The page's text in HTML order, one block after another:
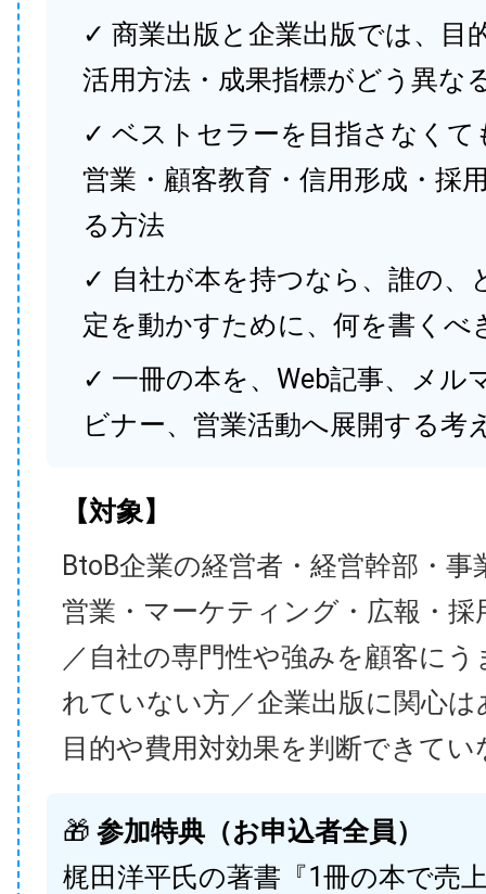
✓ 商業出版と企業出版では、目
活用方法・成果指標がどう異な
✓ ベストセラーを目指さなくて
営業・顧客教育・信用形成・採
る方法
✓ 自社が本を持つなら、誰の、
定を動かすために、何を書くべ
✓ 一冊の本を、Web記事、メル
ビナー、営業活動へ展開する考
【対象】
BtoB企業の経営者・経営幹部・事
営業・マーケティング・広報・採
／自社の専門性や強みを顧客に
れていない方／企業出版に関心
目的や費用対効果を判断できてい
🎁 参加特典（お申込者全員）
梶田洋平氏の著書『1冊の本で売